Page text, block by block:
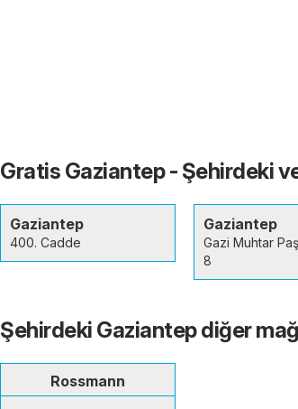
Gratis Gaziantep - Şehirdeki
Gaziantep
400. Cadde
Gaziantep
Gazi Muhtar
8
Şehirdeki Gaziantep diğer
Rossmann